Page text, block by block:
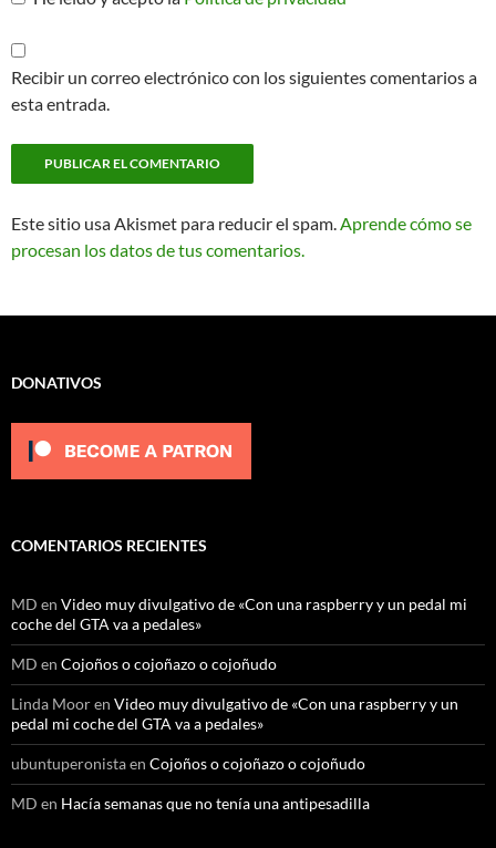
Recibir un correo electrónico con los siguientes comentarios a
esta entrada.
Este sitio usa Akismet para reducir el spam.Aprende cómo se
procesan los datos de tus comentarios.
DONATIVOS
COMENTARIOS RECIENTES
MD en Video muy divulgativo de «Con una raspberry y un pedal mi
coche del GTA va a pedales»
MD en Cojoños o cojoñazo o cojoñudo
Linda Mooren Video muy divulgativo de «Con una raspberry y un
pedal mi coche del GTA va a pedales»
ubuntuperonistaen Cojoños o cojoñazo o cojoñudo
MD en Hacía semanas que no tenía una antipesadilla